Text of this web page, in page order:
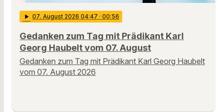
play_arrow 07. August 2026 04:47 · 00:56
Gedanken zum Tag mit Prädikant Karl
Georg Haubelt vom 07. August
Gedanken zum Tag mit Prädikant Karl Georg Haubelt
vom 07. August 2026